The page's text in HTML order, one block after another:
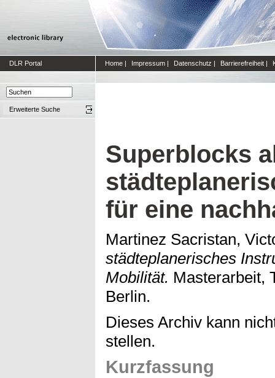
DLR Portal Home | Impressum | Datenschutz | Barrierefreiheit |
Erweiterte Suche
Superblocks
für eine
Martinez Sacristan,
städteplanerisches
Mobilität. Masterarbeit,
Berlin.
Dieses Archiv kann
stellen.
Kurzfassung